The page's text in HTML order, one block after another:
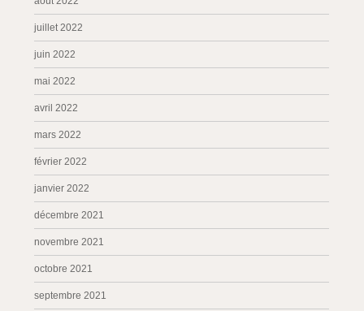
juillet 2022
juin 2022
mai 2022
avril 2022
mars 2022
février 2022
janvier 2022
décembre 2021
novembre 2021
octobre 2021
septembre 2021